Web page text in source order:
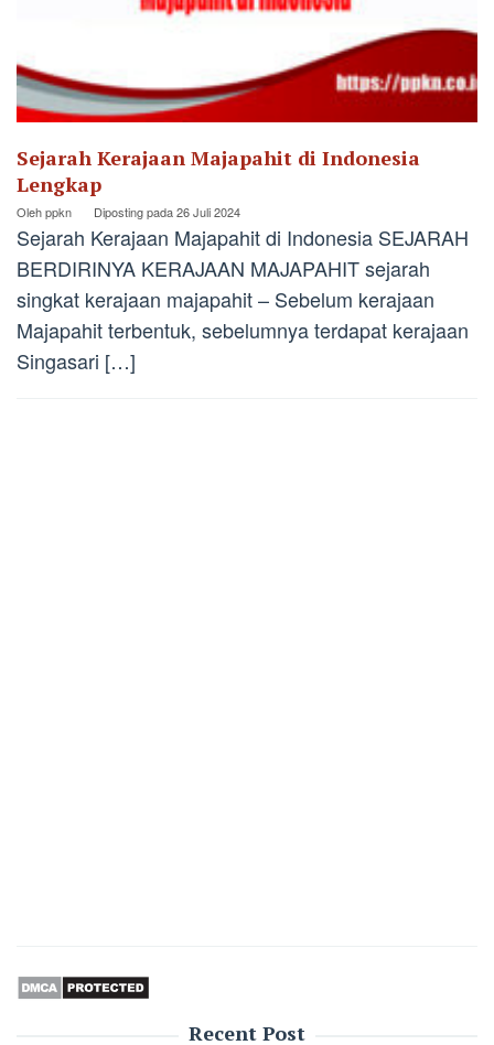
Sejarah Kerajaan Majapahit di Indonesia
Lengkap
Olehppkn Diposting pada26 Juli 2024
Sejarah Kerajaan Majapahit di Indonesia SEJARAH
BERDIRINYA KERAJAAN MAJAPAHIT sejarah
singkat kerajaan majapahit – Sebelum kerajaan
Majapahit terbentuk, sebelumnya terdapat kerajaan
Singasari […]
Recent Post